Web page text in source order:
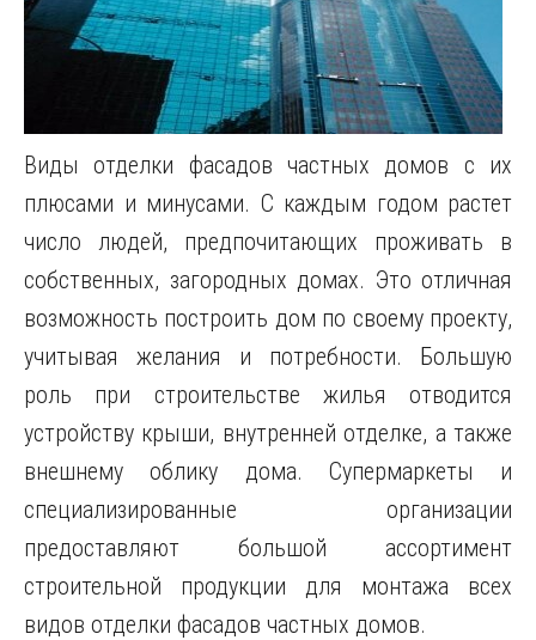
Виды отделки фасадов частных домов с их
плюсами и минусами. С каждым годом растет
число людей, предпочитающих проживать в
собственных, загородных домах. Это отличная
возможность построить дом по своему проекту,
учитывая желания и потребности. Большую
роль при строительстве жилья отводится
устройству крыши, внутренней отделке, а также
внешнему облику дома. Супермаркеты и
специализированные организации
предоставляют большой ассортимент
строительной продукции для монтажа всех
видов отделки фасадов частных домов.